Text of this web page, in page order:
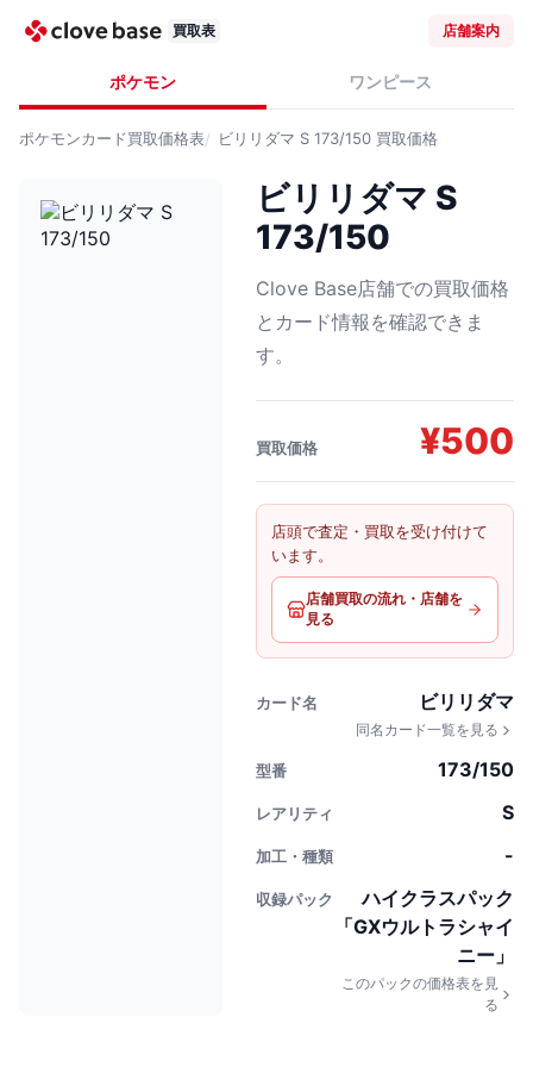
買取表 店舗案内
ポケモン ワンピース
ポケモンカード買取価格表 ビリリダマ S 173/150 買取価格
ビリリダマ S
173/150
Clove Base店舗での買取価格
とカード情報を確認できま
す。
買取価格 ¥500
店頭で査定・買取を受け付けて
います。
店舗買取の流れ・店舗を
見る
カード名 ビリリダマ
同名カード一覧を見る
型番 173/150
レアリティ S
加工・種類 -
収録パック
ハイクラスパック
「GXウルトラシャイ
ニー」
このパックの価格表を見
る